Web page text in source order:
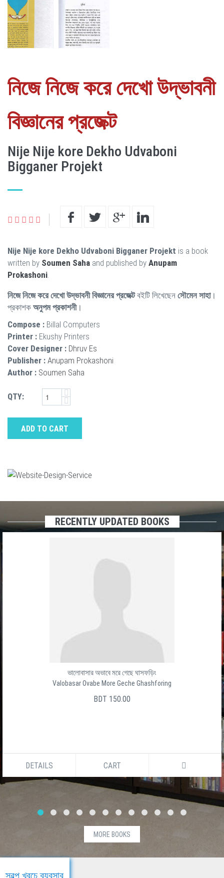
নিজে নিজে করে দেখো উদ্ভাবনী
বিজ্ঞানের প্রজেক্ট
Nije Nije kore Dekho Udvaboni
Bigganer Projekt
Nije Nije kore Dekho Udvaboni Bigganer Projekt is a book
written by Soumen Saha and published by Anupam
Prokashoni
নিজে নিজে করে দেখো উদ্ভাবনী বিজ্ঞানের প্রজেক্টবইটি লিখেছেন সৌমেন সাহা।
প্রকাশক অনুপম প্রকাশনী।
Compose : Billal Computers
Printer : Ekushy Printers
Cover Designer : Dhruv Es
Publisher : Anupam Prokashoni
Author : Soumen Saha
QTY:
ADD TO CART
RECENTLY UPDATED BOOKS
ভালোবাসার অভাবে মরে গেছে ঘাসফড়িং
Valobasar Ovabe More Geche Ghashforing
BDT 150.00
DETAILS CART
MORE BOOKS
স্বল্প খরচে ব্যবসার